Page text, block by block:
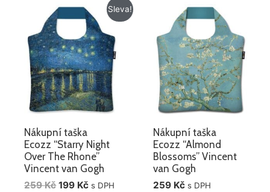
Sleva!
Nákupní taška
Ecozz “Starry Night
Over The Rhone”
Vincent van Gogh
259Kč
Původní
cena
259 Kč.
199 Kč
Aktuální
cena
je:
199 Kč.
s DPH
Nákupní taška
Ecozz “Almond
Blossoms” Vincent
van Gogh
259 Kč s DPH